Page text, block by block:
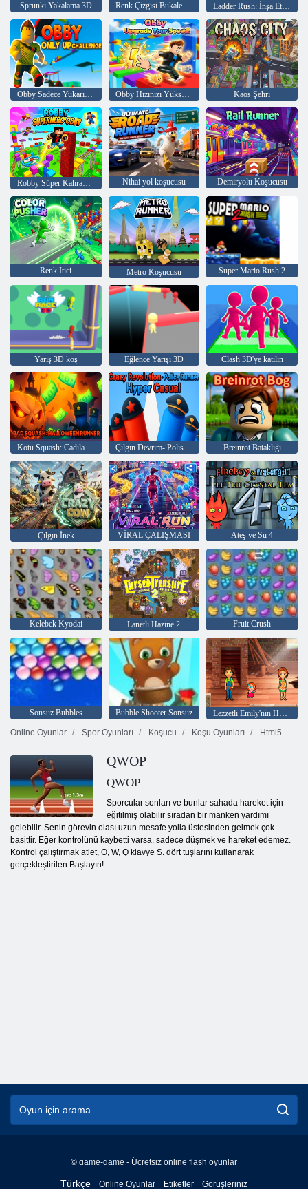
Sprunki Yakalama 3D Renk Çizgisi Bukalemun Koşucusu Ladder Rush: İnşa Et ve Yarış
Obby Sadece Yukarı Mücadelesi Obby Hızınızı Yükseltin! Kaos Şehri
Nihai yol koşucusu Demiryolu Koşucusu
Renk İtici Metro Koşucusu Super Mario Rush 2
Yarış 3D koş Eğlence Yarışı 3D Clash 3D'ye katılın
Çılgın Devrim- Polis Koşucusu Hyper Casual Breinrot Bataklığı
Çılgın İnek VİRAL ÇALIŞMASI Ateş ve Su 4
Kelebek Kyodai Lanetli Hazine 2 Fruit Crush
Sonsuz Bubbles Bubble Shooter Sonsuz
Lezzetli Emily'nin Home Sweet Home
Online Oyunlar
Spor Oyunları Koşucu Koşu Oyunları Html5
QWOP
QWOP
Sporcular sonları ve bunlar sahada hareket için
eğitilmiş olabilir sıradan bir manken yardımı
gelebilir. Senin görevin olası uzun mesafe yolla üstesinden gelmek çok
basittir. Eğer kontrolünü kaybetti varsa, sadece düşmek ve hareket edemez.
Kontrol çalıştırmak atlet, O, W, Q klavye S. dört tuşlarını kullanarak
gerçekleştirilen Başlayın!
© game-game - Ücretsiz online flash oyunlar
Türkçe
English
Online Oyunlar Etiketler Görüşleriniz